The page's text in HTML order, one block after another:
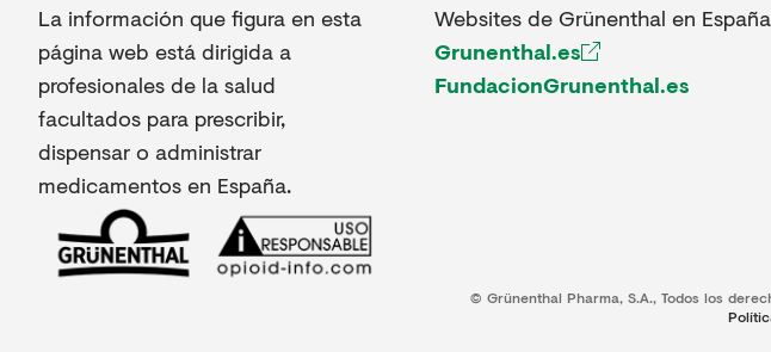
La información que figura en esta
página web está dirigida a
profesionales de la salud
facultados para prescribir,
dispensar o administrar
medicamentos en España.
Websites de Grünenthal en España
Grunenthal.es
FundacionGrunenthal.es
© Grünenthal Pharma, S.A., Todos los